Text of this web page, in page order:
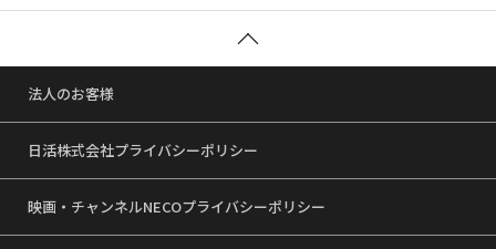
法人のお客様
日活株式会社プライバシーポリシー
映画・チャンネルNECOプライバシーポリシー